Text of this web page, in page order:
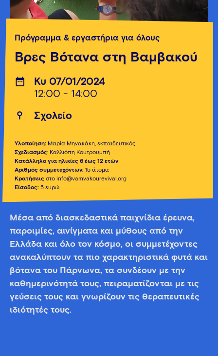
Πρόγραμμα & εργαστήρια για όλους
Βρες Βότανα στη Βαμβακού
Κυ 07/01/2024
12:00 - 14:00
Σχολείο
Υλοποίηση: Μαρία Μηνακάκη, εκπαιδευτικός
Σχεδιασμός: Καλλιόπη Κουτρουμπή
Κατάλληλο για ηλικίες 6 έως 12 ετών
Αριθμός συμμετεχόντων: 15 άτομα
Κρατήσεις στο info@vamvakourevival.org
Είσοδος: 5 ευρώ
Μέσα από διασκεδαστικά παιχνίδια έρευνα,
παροιμίες, αινίγματα και μύθους από την
Ελλάδα και όλο τον κόσμο, οι συμμετέχοντες
ανακαλύπτουν τα πιο χαρακτηριστικά φυτά και
βότανα του Πάρνωνα, τα συνδέουν με την
καθημερινότητά τους, πειραματίζονται με τις
γεύσεις τους και γνωρίζουν τις θεραπευτικές
ιδιότητές τους.